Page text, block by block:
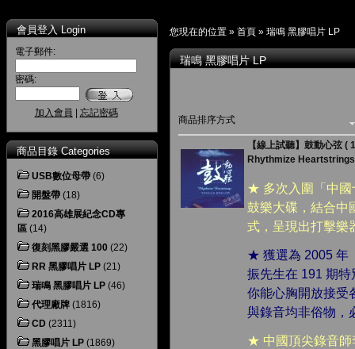
會員登入 Login
電子郵件:
密碼:
加入會員 忘記密碼
商品目錄 Categories
USB數位母帶 (6)
開盤帶 (18)
2016高雄展紀念CD專
區 (14)
復刻黑膠嚴選 100 (22)
RR 黑膠唱片 LP (21)
瑞鳴 黑膠唱片 LP (46)
代理廠牌 (1816)
CD (2311)
黑膠唱片 LP (1869)
您現在的位置 » 首頁 » 瑞鳴 黑膠唱片 LP
瑞鳴 黑膠唱片 LP
商品排序方式
【線上試聽】鼓動心弦 (
Rhythmize Heartstrings
★ 多次入圍「中國
鼓樂大碟，結合中
式，呈現出打擊樂
★ 獲選為 2005 年
振先生在 191 期
你能心胸開放接受
與錄音均非俗物，
★ 中國頂尖錄音師